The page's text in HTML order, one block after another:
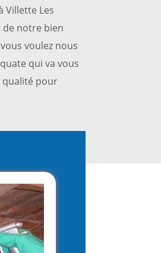
Villette Les
notre bien
voulez nous
qui va vous
qualité pour